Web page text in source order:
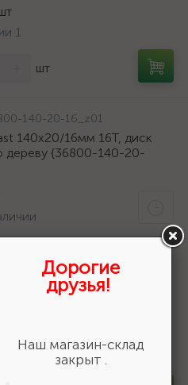
1
шт
140-20-16_z01
140x20/16мм 16Т, диск
дереву {36800-140-20-
16-775
16-H (Р80), 775 мм, 30 м,
шлифовальный рулон на
/шт
Дорогие
друзья!
Наш магазин-склад
закрыт .